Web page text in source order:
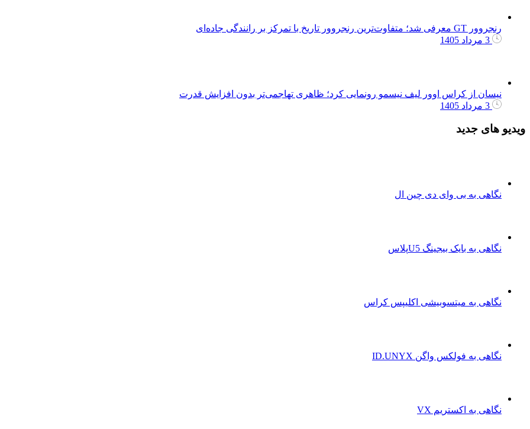
رنجروور GT معرفی شد؛ متفاوت‌ترین رنجروور تاریخ با تمرکز بر رانندگی جاده‌ای
نیسان از کراس اوور لیف نیسمو رونمایی کرد؛ ظاهری تهاجمی‌تر بدون افزایش قدرت
ویدیو های جدید
نگاهی به بی وای دی چین ال
نگاهی به بایک بیجینگ U5پلاس
نگاهی به میتسوبیشی اکلیپس کراس
نگاهی به فولکس واگن ID.UNYX
نگاهی به اکستریم VX